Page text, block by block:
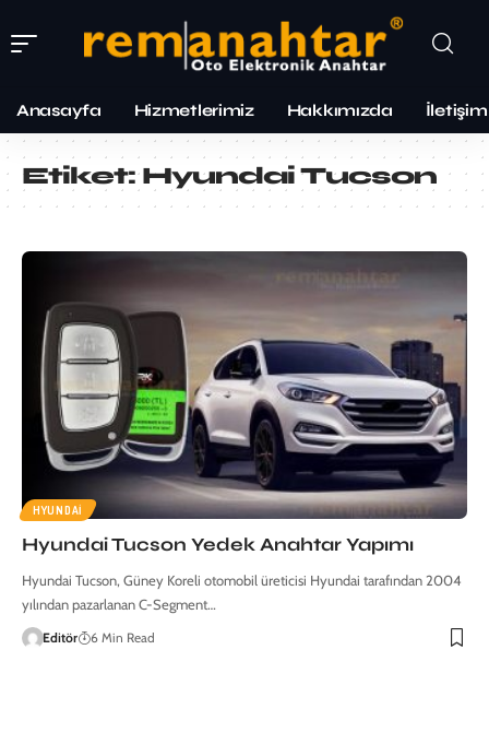
Anasayfa Hizmetlerimiz Hakkımızda İletişim
Etiket:Hyundai Tucson
HYUNDAI
Hyundai Tucson Yedek Anahtar Yapımı
Hyundai Tucson, Güney Koreli otomobil üreticisi Hyundai tarafından 2004
yılından pazarlanan C-Segment…
Editör 6 Min Read